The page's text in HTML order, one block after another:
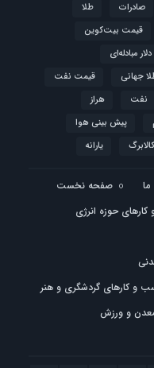
صادرات
طلا
قیمت بیت‌کوین
مبادله‌ای
جهانی
قیمت نفت
نفت
هراز
پیش بینی هوا
کالابرگ یارانه
ما
صفحه نخست
حوزه انرژی
و کارهای گردشگری و هنر
و ورزش